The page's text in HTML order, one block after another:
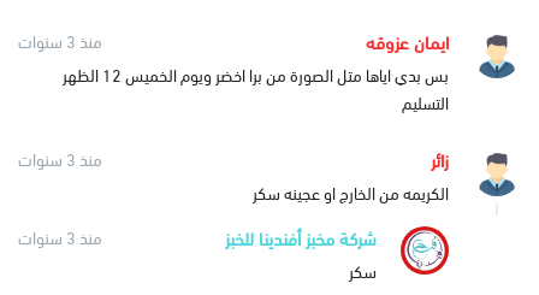
ايمان عزوقه
منذ 3 سنوات
بس بدي اياها متل الصورة من برا اخضر ويوم الخميس 12 الظهر
التسليم
زائر
منذ 3 سنوات
الكريمه من الخارج او عجينه سكر
شركة مخبز أفندينا للخبز
منذ 3 سنوات
سكر